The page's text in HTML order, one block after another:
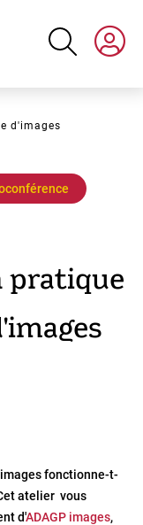
d'images
pratique
fonctionne-t-
atelier vous
d'ADAGP images,